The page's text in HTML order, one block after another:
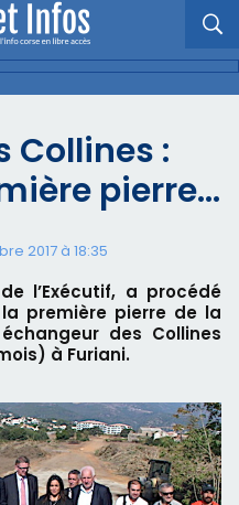
Collines :
pierre…
2017 à 18:35
l’Exécutif, a procédé
première pierre de la
des Collines
à Furiani.